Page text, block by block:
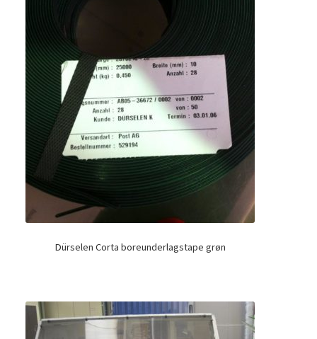
Dürselen Corta boreunderlagstape grøn